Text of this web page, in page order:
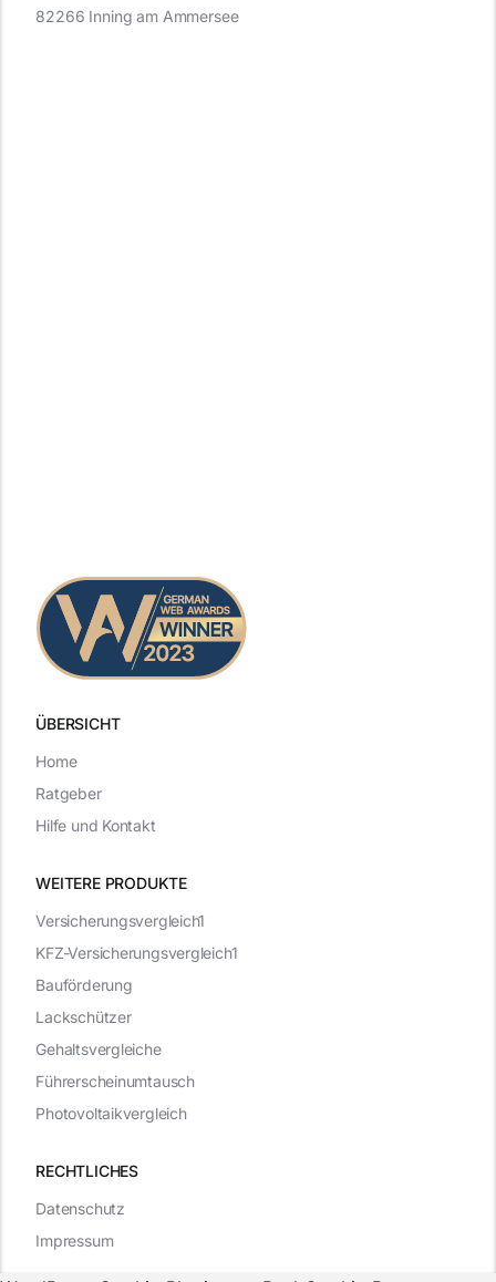
ÜBERSICHT
WEITERE PRODUKTE
RECHTLICHES
82266 Inning am Ammersee
Datenschutz
Impressum
Versicherungsvergleich1
KFZ-Versicherungsvergleich1
Bauförderung
Lackschützer
Gehaltsvergleiche
Führerscheinumtausch
Photovoltaikvergleich
Home
Ratgeber
Hilfe und Kontakt